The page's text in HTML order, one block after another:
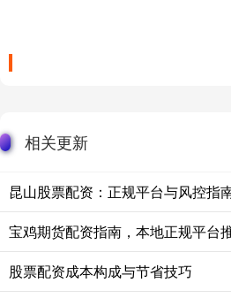
相关更新
昆山股票配资：正规平台与风控指
宝鸡期货配资指南，本地正规平台
股票配资成本构成与节省技巧